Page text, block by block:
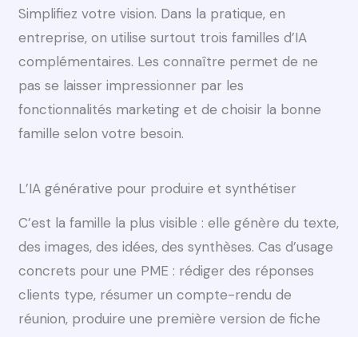
Simplifiez votre vision. Dans la pratique, en
entreprise, on utilise surtout trois familles d’IA
complémentaires. Les connaître permet de ne
pas se laisser impressionner par les
fonctionnalités marketing et de choisir la bonne
famille selon votre besoin.
L’IA générative pour produire et synthétiser
C’est la famille la plus visible : elle génère du texte,
des images, des idées, des synthèses. Cas d’usage
concrets pour une PME : rédiger des réponses
clients type, résumer un compte-rendu de
réunion, produire une première version de fiche